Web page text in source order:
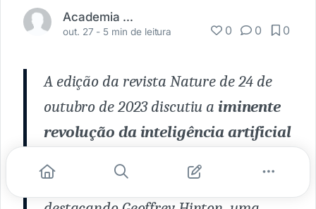
Academia Médica
out. 27 - 5 min de leitura 0 0 0
A edição da revista Nature de 24 de
outubro de 2023 discutiu a iminente
revolução da inteligência artificial
implicações.
O artigo começa